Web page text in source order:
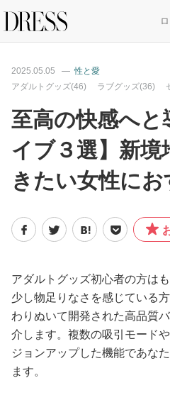
特集記事
DRESS部活
ライフスタイル
恋愛/結婚/離婚
美容/健康
2025.05.05
性と愛
アダルトグッズ(46)
ラブグッズ(36)
至高の快感へと
イブ３選】新境
きたい女性にお
アダルトグッズ初心者の方は
少し物足りなさを感じている
わりぬいて開発された高品質
介します。複数の吸引モード
ジョンアップした機能であな
ます。